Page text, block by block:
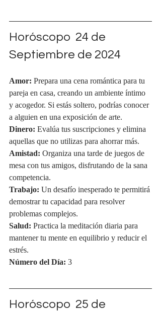
Horóscopo  24 de
Septiembre de 2024
Amor: Prepara una cena romántica para tu
pareja en casa, creando un ambiente íntimo
y acogedor. Si estás soltero, podrías conocer
a alguien en una exposición de arte.
Dinero: Evalúa tus suscripciones y elimina
aquellas que no utilizas para ahorrar más.
Amistad: Organiza una tarde de juegos de
mesa con tus amigos, disfrutando de la sana
competencia.
Trabajo: Un desafío inesperado te permitirá
demostrar tu capacidad para resolver
problemas complejos.
Salud: Practica la meditación diaria para
mantener tu mente en equilibrio y reducir el
estrés.
Número del Día: 3
Horóscopo  25 de